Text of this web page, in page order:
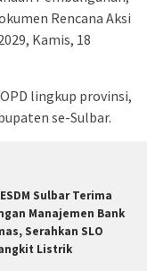
Rencana Aksi
Kamis, 18
lingkup provinsi,
se-Sulbar.
Sulbar Terima
Manajemen Bank
Serahkan SLO
Listrik